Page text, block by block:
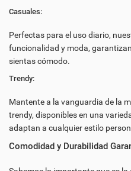
Casuales:
Perfectas para el uso diario,
funcionalidad y moda,
sientas cómodo.
Trendy:
Mantente a la vanguardia de la
trendy, disponibles en una
adaptan a cualquier estilo
Comodidad y Durabilidad